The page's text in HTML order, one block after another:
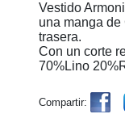
Vestido
una manga
trasera.
Con un corte
70%Lino
Compartir: